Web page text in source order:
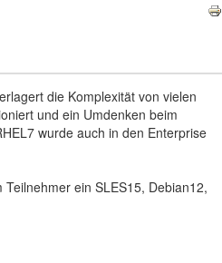
die Komplexität von vielen
und ein Umdenken beim
wurde auch in den Enterprise
ein SLES15, Debian12,